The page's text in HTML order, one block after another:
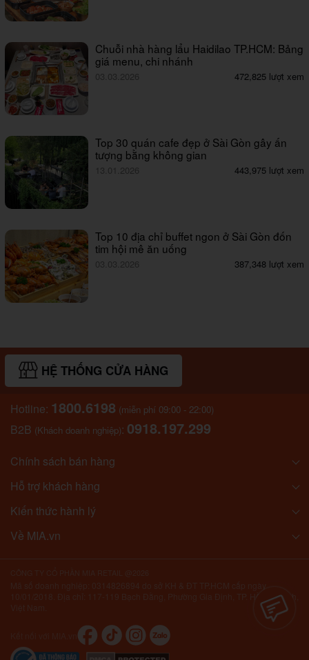
Chuỗi nhà hàng lẩu Haidilao TP.HCM: Bảng
giá menu, chi nhánh
03.03.2026 472,825 lượt xem
Top 30 quán cafe đẹp ở Sài Gòn gây ấn
tượng bằng không gian
13.01.2026 443,975 lượt xem
Top 10 địa chỉ buffet ngon ở Sài Gòn đốn
tim hội mê ăn uống
03.03.2026 387,348 lượt xem
HỆ THỐNG CỬA HÀNG
Hotline: 1800.6198 (miễn phí 09:00 - 22:00)
B2B (Khách doanh nghiệp): 0918.197.299
Chính sách bán hàng
Hỗ trợ khách hàng
Kiến thức hành lý
Về MIA.vn
10/01/2018. Địa chỉ: 117-119 Bạch Đằng, Phường Gia Định, TP. Hồ Chí Minh,